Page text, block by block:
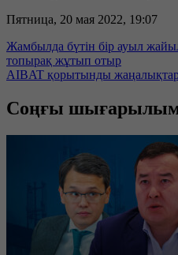
Пятница, 20 мая 2022, 19:07
Жамбылда бүтін бір ауыл
топырақ жұтып отыр
AIBAT қорытынды
Соңғы